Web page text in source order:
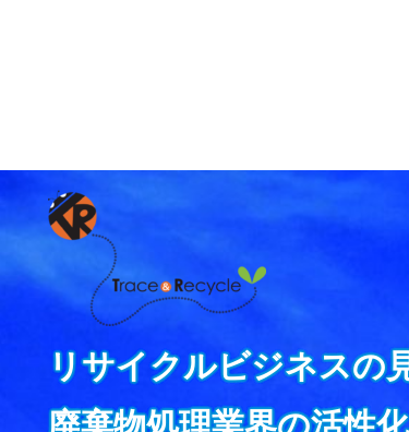
リサイクルビジネスの
廃棄物処理業界の活性化